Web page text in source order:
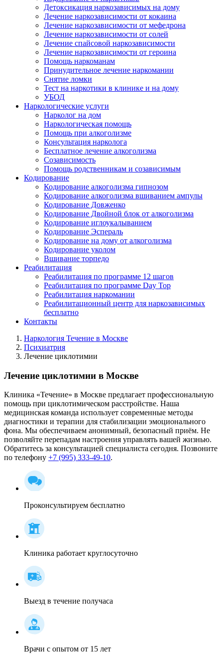
Детоксикация наркозависимых на дому
Лечение наркозависимости от кокаина
Лечение наркозависимости от мефедрона
Лечение наркозависимости от солей
Лечение спайсовой наркозависимости
Лечение наркозависимости от героина
Помощь наркоманам
Принудительное лечение наркомании
Снятие ломки
Тест на наркотики в клинике и на дому
УБОД
Наркологические услуги
Нарколог на дом
Наркологическая помощь
Помощь при алкоголизме
Консультация нарколога
Бесплатное лечение алкоголизма
Созависимость
Помощь родственникам и созависимым
Кодирование
Кодирование алкоголизма гипнозом
Кодирование алкоголизма вшиванием ампулы
Кодирование Довженко
Кодирование Двойной блок от алкоголизма
Кодирование иглоукалыванием
Кодирование Эспераль
Кодирование на дому от алкоголизма
Кодирование уколом
Вшивание торпедо
Реабилитация
Реабилитация по программе 12 шагов
Реабилитация по программе Day Top
Реабилитация наркомании
Реабилитационный центр для наркозависимых
бесплатно
Контакты
Наркология Течение в Москве
Психиатрия
Лечение циклотимии
Лечение циклотимии в Москве
Клиника «Течение» в Москве предлагает профессиональную
помощь при циклотимическом расстройстве. Наша
медицинская команда использует современные методы
диагностики и терапии для стабилизации эмоционального
фона. Мы обеспечиваем анонимный, безопасный приём. Не
позволяйте перепадам настроения управлять вашей жизнью.
Обратитесь за консультацией специалиста сегодня. Позвоните
по телефону +7 (995) 333-49-10.
Проконсультируем бесплатно
Клиника работает круглосуточно
Выезд в течение получаса
Врачи с опытом от 15 лет